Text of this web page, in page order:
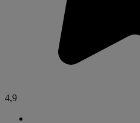
4,9